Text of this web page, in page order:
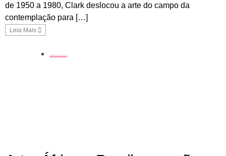
de 1950 a 1980, Clark deslocou a arte do campo da
contemplação para […]
Leia Mais
coluna